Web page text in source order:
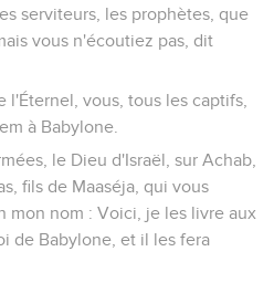
serviteurs, les prophètes, que
vous n'écoutiez pas, dit
l'Éternel, vous, tous les captifs,
à Babylone.
le Dieu d'Israël, sur Achab,
fils de Maaséja, qui vous
mon nom : Voici, je les livre aux
de Babylone, et il les fera